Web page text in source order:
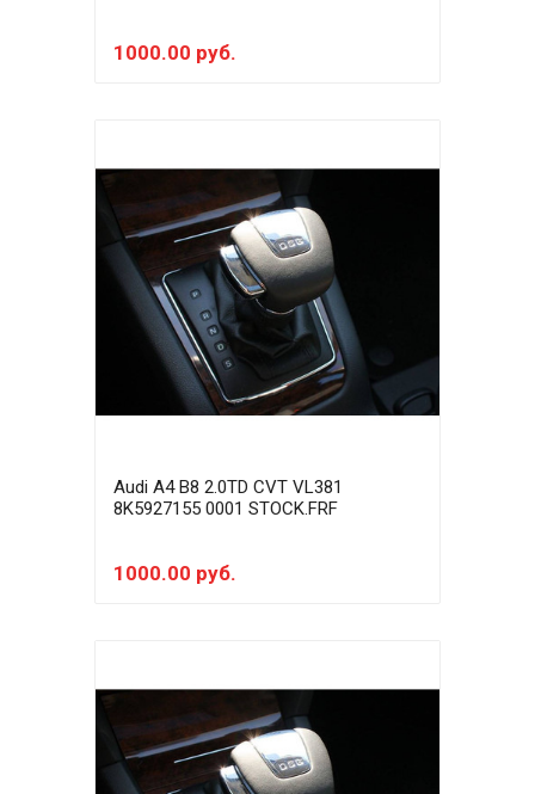
1000.00 руб.
Audi A4 B8 2.0TD CVT VL381
8K5927155 0001 STOCK.FRF
1000.00 руб.